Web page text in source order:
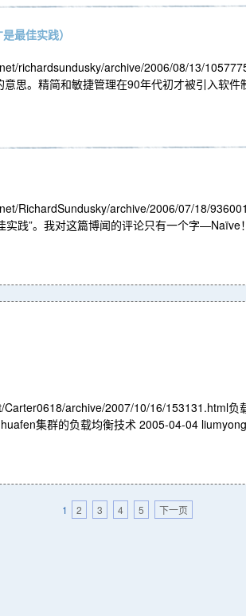
最佳实践）
richardsundusky/archive/2006/08/13/
思。精简和敏捷管理在90年代初才被引入软
RichardSundusky/archive/2006/07/18/
践”。我对这篇博闻的评论只有一个字
archive/2007/10/16/153131.html
集群的负载均衡技术 2005-04-04
1 2 3 4 5 下一页